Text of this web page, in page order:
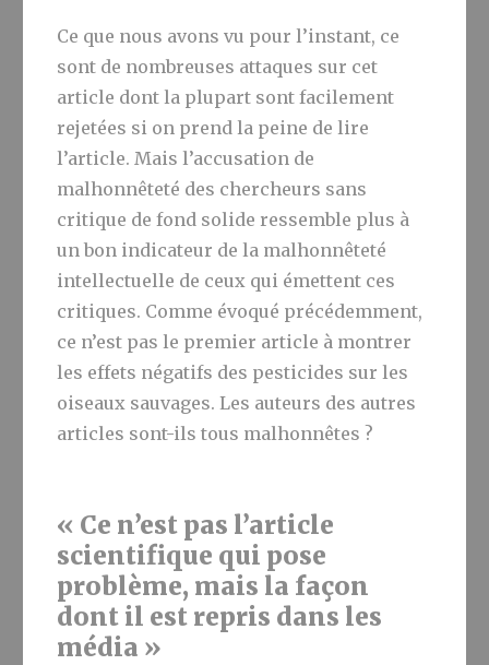
Ce que nous avons vu pour l’instant, ce
sont de nombreuses attaques sur cet
article dont la plupart sont facilement
rejetées si on prend la peine de lire
l’article. Mais l’accusation de
malhonnêteté des chercheurs sans
critique de fond solide ressemble plus à
un bon indicateur de la malhonnêteté
intellectuelle de ceux qui émettent ces
critiques. Comme évoqué précédemment,
ce n’est pas le premier article à montrer
les effets négatifs des pesticides sur les
oiseaux sauvages. Les auteurs des autres
articles sont-ils tous malhonnêtes ?
« Ce n’est pas l’article
scientifique qui pose
problème, mais la façon
dont il est repris dans les
média »